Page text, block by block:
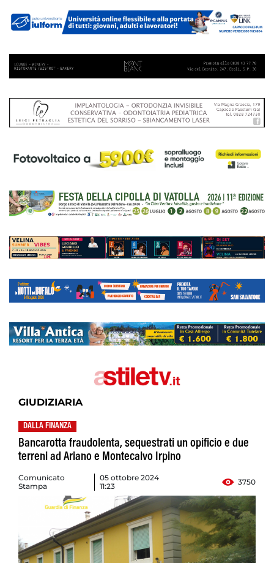
GIUDIZIARIA
DALLA FINANZA
Bancarotta fraudolenta, sequestrati un opificio e due
terreni ad Ariano e Montecalvo Irpino
Comunicato
Stampa
05 ottobre 2024
11:23
3750